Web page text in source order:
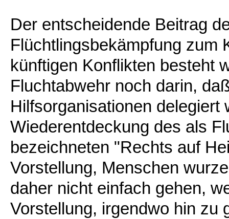
Der entscheidende Beitrag
Flüchtlingsbekämpfung zum
künftigen Konflikten besteht
Fluchtabwehr noch darin,
Hilfsorganisationen delegiert
Wiederentdeckung des als
bezeichneten "Rechts auf
Vorstellung, Menschen
daher nicht einfach gehen,
Vorstellung, irgendwo hin zu